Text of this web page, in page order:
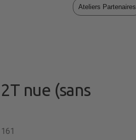
Ateliers Partenaires
nue (sans